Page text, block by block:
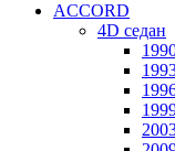
ACCORD
4D седан